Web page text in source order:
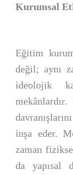
Kurumsal
Eğitim
değil; aynı
ideolojik
inşa eder.
zaman
da yapısal